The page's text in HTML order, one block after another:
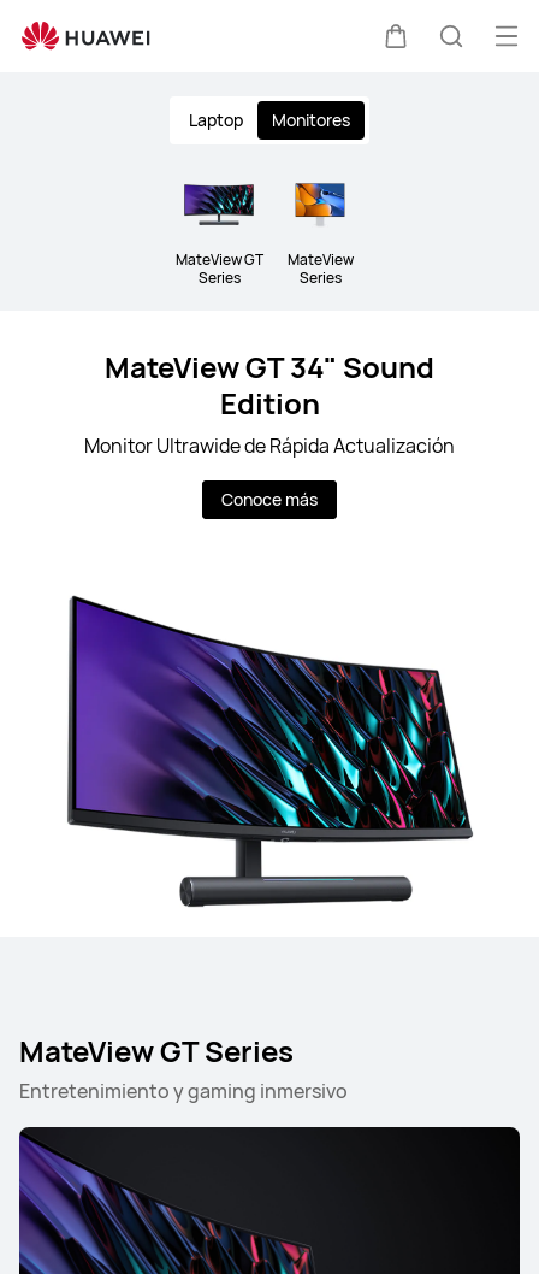
Laptop Monitores
MateView GT
Series
MateView
Series
MateView GT 34" Sound
Edition
Monitor Ultrawide de Rápida Actualización
Conoce más
MateView GT Series
Entretenimiento y gaming inmersivo